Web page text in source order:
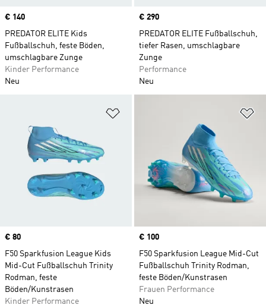
Price
€ 140
PREDATOR ELITE Kids
Fußballschuh, feste Böden,
umschlagbare Zunge
Kinder Performance
Neu
Price
€ 290
PREDATOR ELITE Fußballschuh,
tiefer Rasen, umschlagbare
Zunge
Performance
Neu
Zur Wunschliste hinzufügen
Price
€ 80
F50 Sparkfusion League Kids
Mid-Cut Fußballschuh Trinity
Rodman, feste
Böden/Kunstrasen
Kinder Performance
Price
€ 100
F50 Sparkfusion League Mid-Cut
Fußballschuh Trinity Rodman,
feste Böden/Kunstrasen
Frauen Performance
Neu